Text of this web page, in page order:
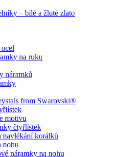
– bílé a žluté zlato
na ruku
náramků
from Swarovski®
motivu
čtyřlístek
navlékání korálků
nohu
náramky na nohu